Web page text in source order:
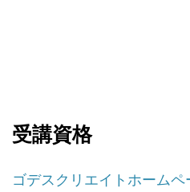
受講資格
ゴデスクリエイトホームペ